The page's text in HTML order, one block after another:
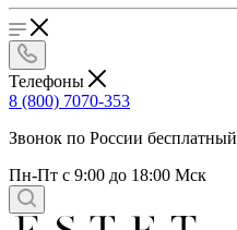
Телефоны
8 (800) 7070-353
Звонок по России бесплатный
Пн-Пт с 9:00 до 18:00 Мск